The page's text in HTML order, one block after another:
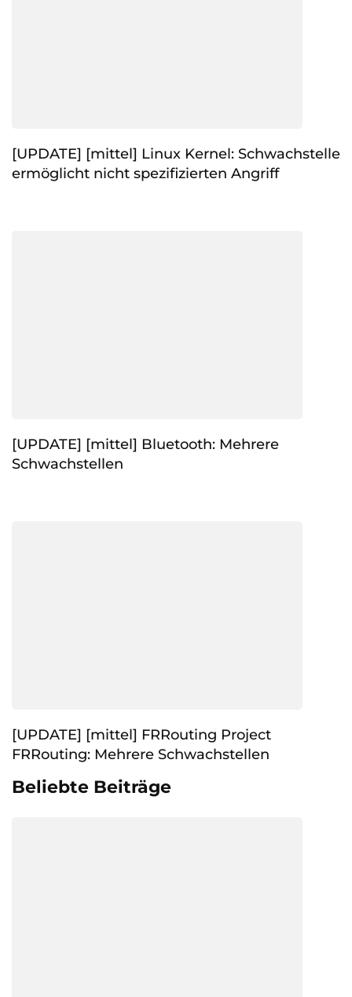
[UPDATE] [mittel] Linux Kernel: Schwachstelle
ermöglicht nicht spezifizierten Angriff
[UPDATE] [mittel] Bluetooth: Mehrere
Schwachstellen
[UPDATE] [mittel] FRRouting Project
FRRouting: Mehrere Schwachstellen
Beliebte Beiträge